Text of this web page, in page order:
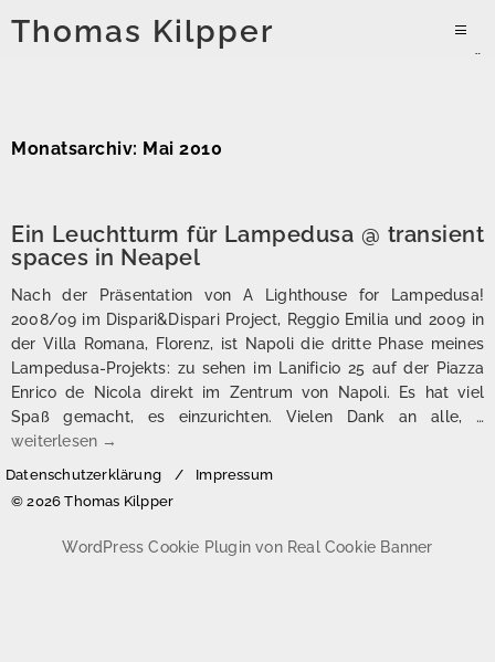
Thomas Kilpper
Zum
Inhalt
Monatsarchiv: Mai 2010
Ein Leuchtturm für Lampedusa @ transient
spaces in Neapel
Nach der Präsentation von A Lighthouse for Lampedusa!
2008/09 im Dispari&Dispari Project, Reggio Emilia und 2009 in
der Villa Romana, Florenz, ist Napoli die dritte Phase meines
Lampedusa-Projekts: zu sehen im Lanificio 25 auf der Piazza
Enrico de Nicola direkt im Zentrum von Napoli. Es hat viel
Spaß gemacht, es einzurichten. Vielen Dank an alle, …
Ein Leuchtturm für Lampedusa @ transient spaces in Neapel
weiterlesen →
© 2026 Thomas Kilpper
Datenschutzerklärung Impressum
WordPress Cookie Plugin von Real Cookie Banner